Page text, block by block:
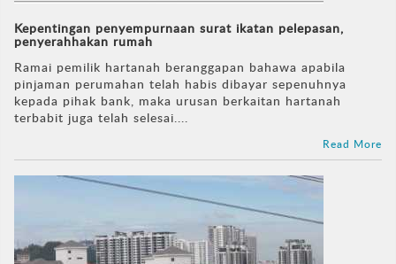
Kepentingan penyempurnaan surat ikatan pelepasan,
penyerahhakan rumah
Ramai pemilik hartanah beranggapan bahawa apabila
pinjaman perumahan telah habis dibayar sepenuhnya
kepada pihak bank, maka urusan berkaitan hartanah
terbabit juga telah selesai....
Read More